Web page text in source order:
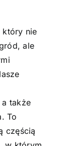
który nie
ale
także
To
częścią